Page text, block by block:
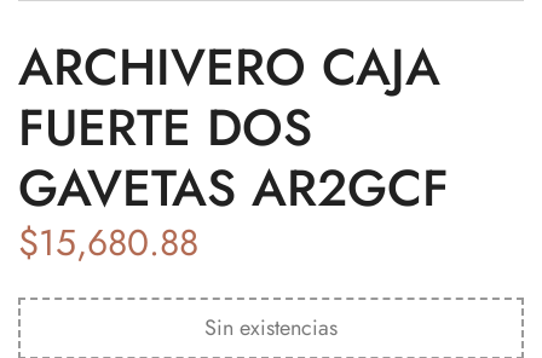
ARCHIVERO CAJA
FUERTE DOS
GAVETAS AR2GCF
$15,680.88
Sin existencias